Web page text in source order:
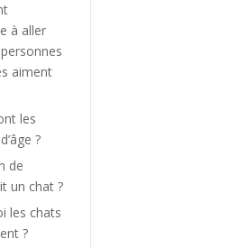
à aller
aiment
les
?
de
un chat ?
les chats
?